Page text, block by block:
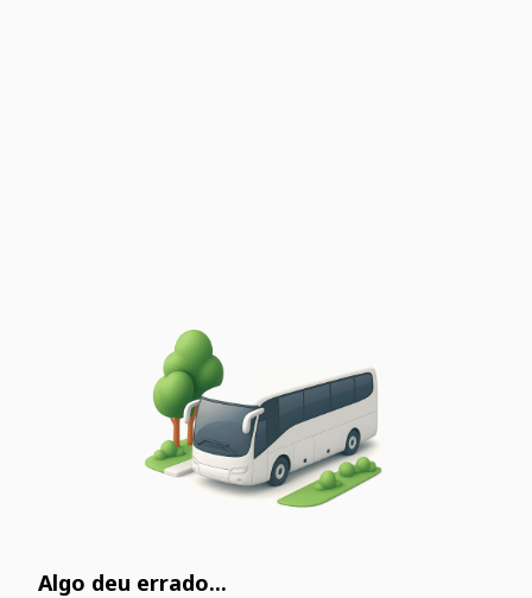
Algo deu errado...